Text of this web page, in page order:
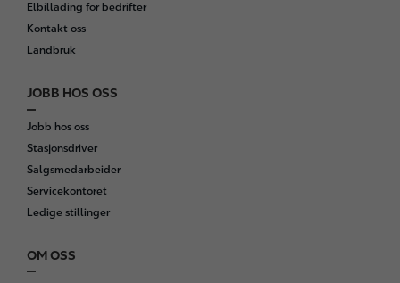
Elbillading for bedrifter
Kontakt oss
Landbruk
JOBB HOS OSS
Jobb hos oss
Stasjonsdriver
Salgsmedarbeider
Servicekontoret
Ledige stillinger
OM OSS